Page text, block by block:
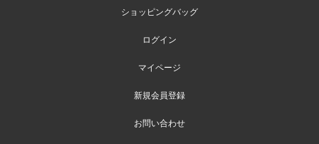
ショッピングバッグ
ログイン
マイページ
新規会員登録
お問い合わせ